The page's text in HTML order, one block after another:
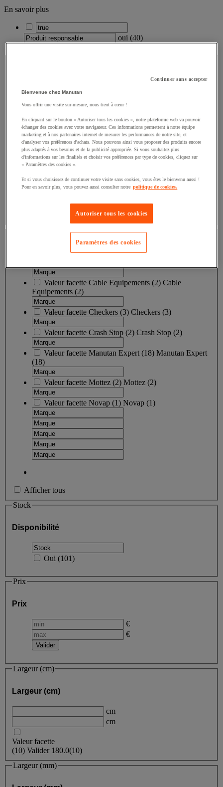
En savoir plus
oui (40)
Valeur facette Fabriqué en Allemagne
en Allemagne(5)
Valeur facette Fabriqué au RU(3) Fabriqué au RU
(3)
Valeur facette
(3)
Valeur facette Cable Equipements (2) Cable
Equipements (2)
Valeur facette Checkers (3) Checkers (3)
Valeur facette Crash Stop (2) Crash Stop (2)
Valeur facette Manutan Expert (18) Manutan Expert
(18)
Valeur facette Mottez (2) Mottez (2)
Valeur facette Novap (1) Novap (1)
Afficher tous
Stock
Disponibilité
Oui (101)
Prix
Prix
€
€
Largeur (cm)
Largeur (cm)
cm
cm
Valeur facette
(10) Valider 180.0(10)
Largeur (mm)
Continuer sans accepter
Bienvenue chez Manutan
Vous offrir une visite sur-mesure, nous tient à cœur !
En cliquant sur le bouton « Autoriser tous les cookies », notre plateforme web va pouvoir
échanger des cookies avec votre navigateur. Ces informations permettent à notre équipe
marketing et à nos partenaires internet de mesurer les performances de notre site, et
d'analyser vos préférences d'achats. Nous pouvons ainsi vous proposer des produits encore
plus adaptés à vos besoins et de la publicité appropriée. Si vous souhaitez plus
d'informations sur les finalités et choisir vos préférences par type de cookies, cliquez sur
« Paramètres des cookies ».
Et si vous choisissez de continuer votre visite sans cookies, vous êtes le bienvenu aussi !
Pour en savoir plus, vous pouvez aussi consulter notre politique de cookies.
Autoriser tous les cookies
Paramètres des cookies